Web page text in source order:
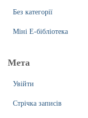
Без категорії
Міні Е-бібліотека
Мета
Увійти
Стрічка записів